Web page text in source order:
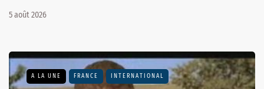
5 août 2026
A LA UNE FRANCE INTERNATIONAL